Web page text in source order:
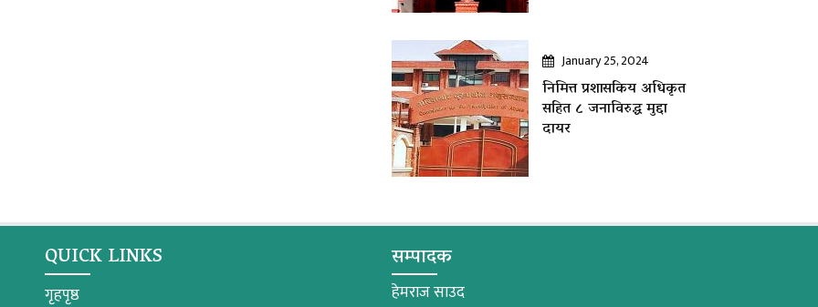
January 25, 2024
निमित्त प्रशासकिय अधिकृत
सहित ८ जनाविरुद्ध मुद्दा
दायर
QUICK LINKS
गृहपृष्ठ
सम्पादक
हेमराज साउद